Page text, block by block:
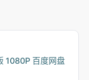
1080P 百度网盘